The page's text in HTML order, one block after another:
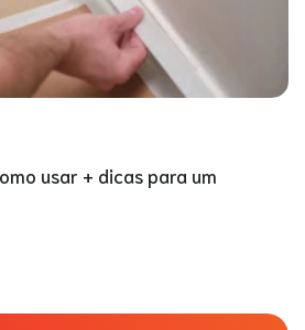
usar + dicas para um